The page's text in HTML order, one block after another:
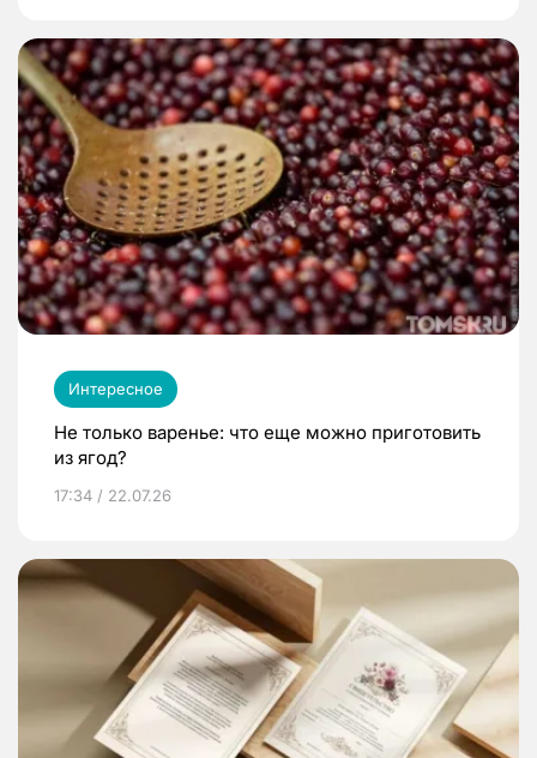
Интересное
Не только варенье: что еще можно приготовить
из ягод?
17:34 / 22.07.26